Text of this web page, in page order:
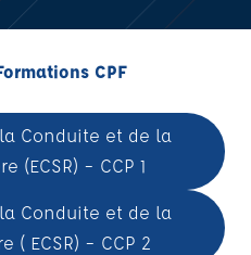
CPF
Conduite et de la
(ECSR) – CCP 1
Conduite et de la
( ECSR) – CCP 2